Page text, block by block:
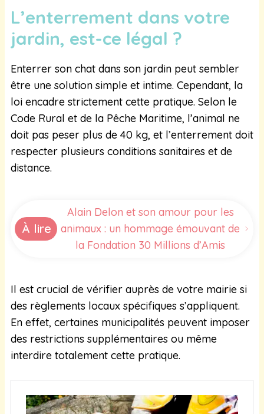
L’enterrement dans votre
jardin, est-ce légal ?
Enterrer son chat dans son jardin peut sembler
être une solution simple et intime. Cependant, la
loi encadre strictement cette pratique. Selon le
Code Rural et de la Pêche Maritime, l’animal ne
doit pas peser plus de 40 kg, et l’enterrement doit
respecter plusieurs conditions sanitaires et de
distance.
À lire
Alain Delon et son amour pour les
animaux : un hommage émouvant de
la Fondation 30 Millions d’Amis
Il est crucial de vérifier auprès de votre mairie si
des règlements locaux spécifiques s’appliquent.
En effet, certaines municipalités peuvent imposer
des restrictions supplémentaires ou même
interdire totalement cette pratique.